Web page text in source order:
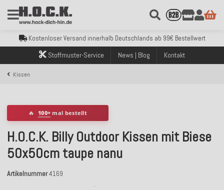
Kostenloser Versand innerhalb Deutschlands ab 99€ Bestellwert
Über 120.000 erfolgreich versendete Bestellungen
Kostenloser Versand innerhalb Deutschlands ab 99€ Bestellwert
Über 120.000 erfolgreich versendete Bestellungen
Sicher bezahlen mit Klarna, PayPal & Amazon Pay
Kostenloser Versand innerhalb Deutschlands ab 99€ Bestellwert
Stoffmuster-Service News | Blog Kontakt
Kissen
🔥 100+ mal bestellt
H.O.C.K. Billy Outdoor Kissen mit Biese
50x50cm taupe nanu
Artikelnummer4169